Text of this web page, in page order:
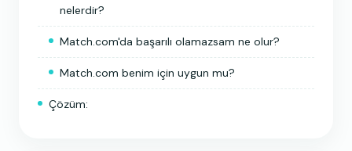
nelerdir?
Match.com'da başarılı olamazsam ne olur?
Match.com benim için uygun mu?
Çözüm: